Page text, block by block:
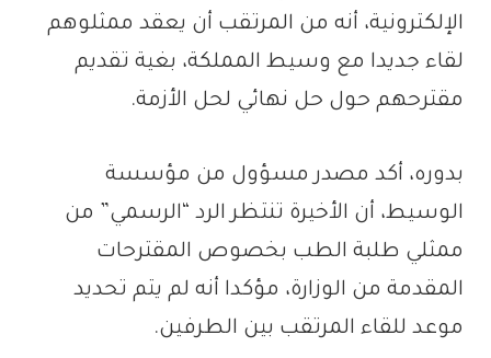
الإلكترونية، أنه من المرتقب أن يعقد ممثلوهم
لقاء جديدا مع وسيط المملكة، بغية تقديم
مقترحهم حول حل نهائي لحل الأزمة.
بدوره، أكد مصدر مسؤول من مؤسسة
الوسيط، أن الأخيرة تنتظر الرد “الرسمي” من
ممثلي طلبة الطب بخصوص المقترحات
المقدمة من الوزارة، مؤكدا أنه لم يتم تحديد
موعد للقاء المرتقب بين الطرفين.